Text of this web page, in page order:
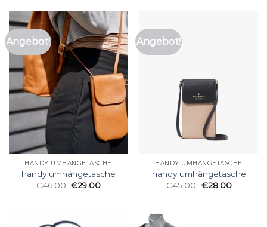
Angebot!
HANDY UMHÄNGETASCHE
handy umhängetasche
€46.00 €29.00
Angebot!
HANDY UMHÄNGETASCHE
handy umhängetasche
€45.00 €28.00